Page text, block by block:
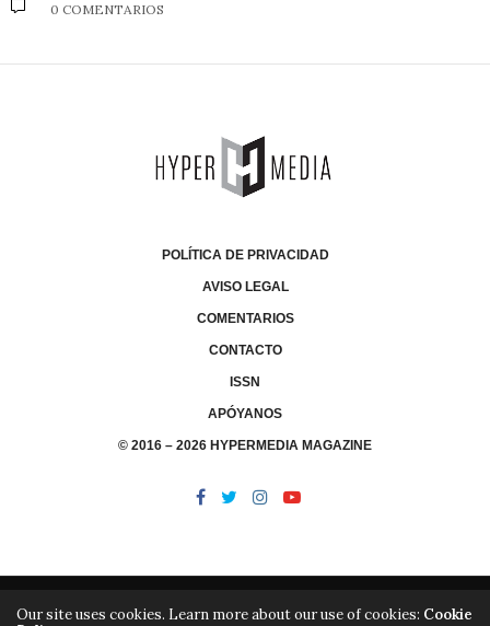
0 COMENTARIOS
POLÍTICA DE PRIVACIDAD
AVISO LEGAL
COMENTARIOS
CONTACTO
ISSN
APÓYANOS
© 2016 – 2026 HYPERMEDIA MAGAZINE
Our site uses cookies. Learn more about our use of cookies: Cookie